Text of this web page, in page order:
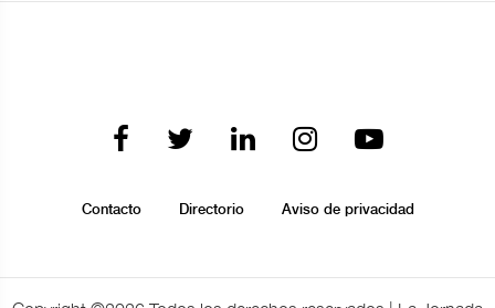
Contacto Directorio Aviso de privacidad